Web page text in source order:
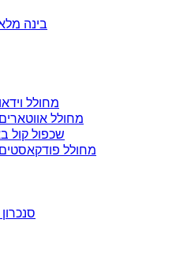
בינה
מחולל
מחולל
שכפול קול
מחולל